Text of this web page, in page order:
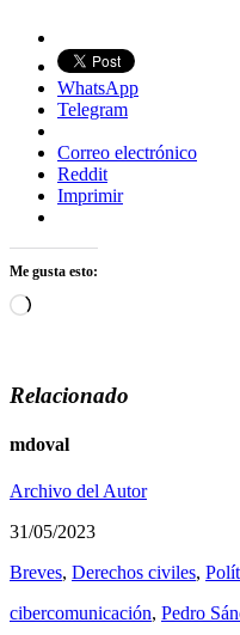
WhatsApp
Telegram
Correo electrónico
Reddit
Imprimir
Me gusta esto:
Cargando...
Relacionado
mdoval
Archivo del Autor
31/05/2023
Breves, Derechos civiles,
cibercomunicación, Pedro